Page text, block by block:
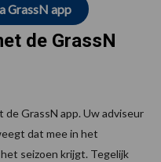
GrassN app
de GrassN
de GrassN app. Uw adviseur
dat mee in het
seizoen krijgt. Tegelijk